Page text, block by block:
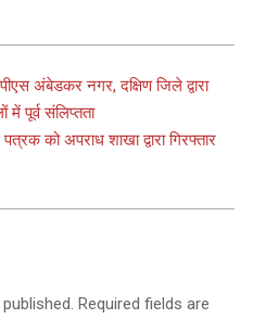
अंबेडकर नगर, दक्षिण जिले द्वारा
में पूर्व संलिप्तता
को अपराध शाखा द्वारा गिरफ्तार
Required fields are